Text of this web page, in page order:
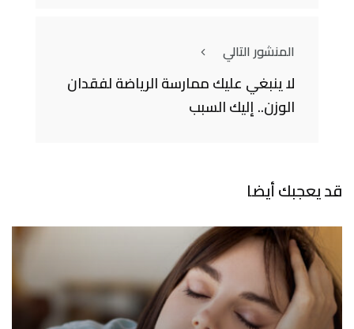
المنشور التالي
لا ينبغي عليك ممارسة الرياضة لفقدان
الوزن.. إليك السبب
قد يعجبك أيضا